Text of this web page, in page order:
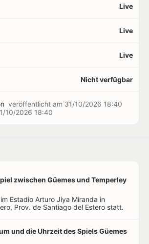
Live
Live
Live
Nicht verfügbar
veröffentlicht am 31/10/2026 18:40
10/2026 18:40
zwischen Güemes und Temperley
Estadio Arturo Jiya Miranda in
Prov. de Santiago del Estero statt.
und die Uhrzeit des Spiels Güemes